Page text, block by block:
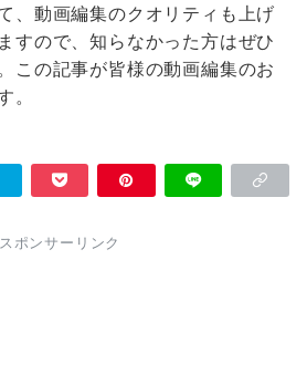
、動画編集のクオリティも上げ
すので、知らなかった方はぜひ
この記事が皆様の動画編集のお
。
スポンサーリンク